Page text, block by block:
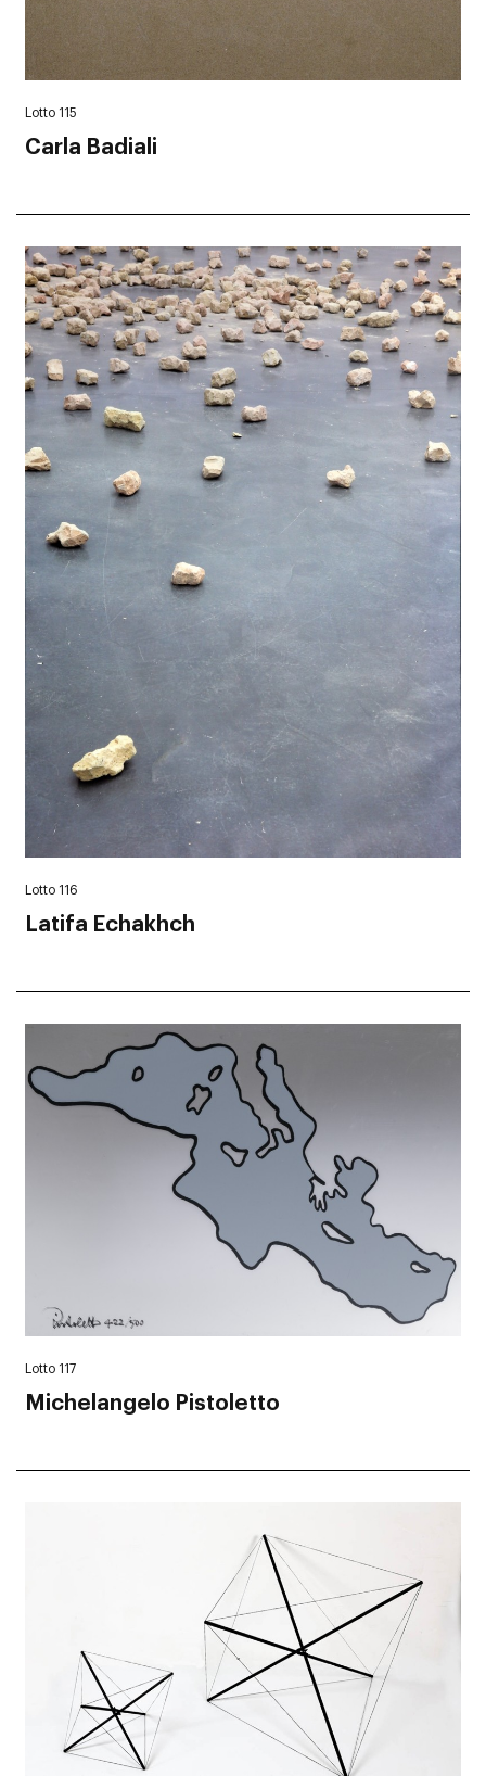
Lotto 115
Carla Badiali
Lotto 116
Latifa Echakhch
Lotto 117
Michelangelo Pistoletto